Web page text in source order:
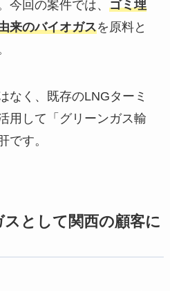
今回の案件では、 ゴミ埋
来のバイオガスを原料と
なく、既存のLNGターミ
用して「グリーンガス輸
です。
として関西の顧客に